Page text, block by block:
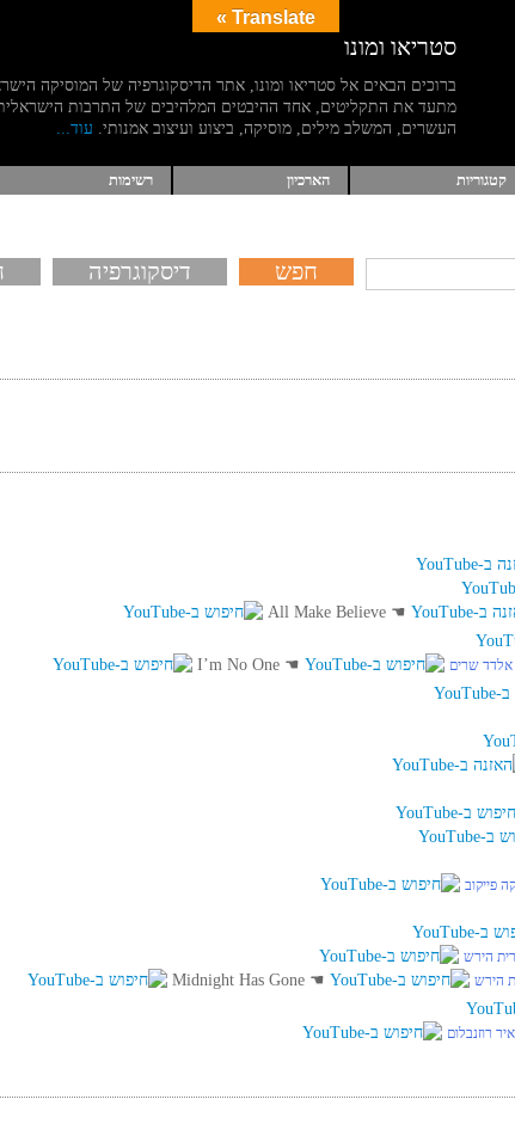
סטריאו ומונו
ברוכים הבאים אל סטריאו ומונו, אתר הדיסקוגרפיה של המוסיקה
מתעד את התקליטים, אחד ההיבטים המלהיבים של התרבות
העשרים, המשלב מילים, מוסיקה, ביצוע ועיצוב אמנותי. עוד...
קטגוריות הארכיון רשימות
דיסקוגרפיה
☚
שרים ☚
פייקוב
הירש
הירש ☚
רוזנבלום
Translate »